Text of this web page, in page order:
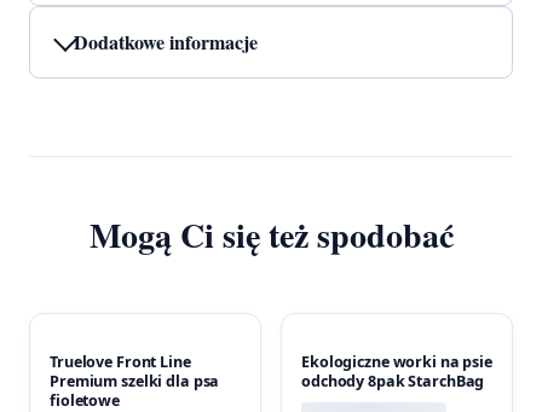
Dodatkowe informacje
Mogą Ci się też spodobać
Truelove Front Line
Premium szelki dla psa
fioletowe
Ekologiczne worki na psie
odchody 8pak StarchBag